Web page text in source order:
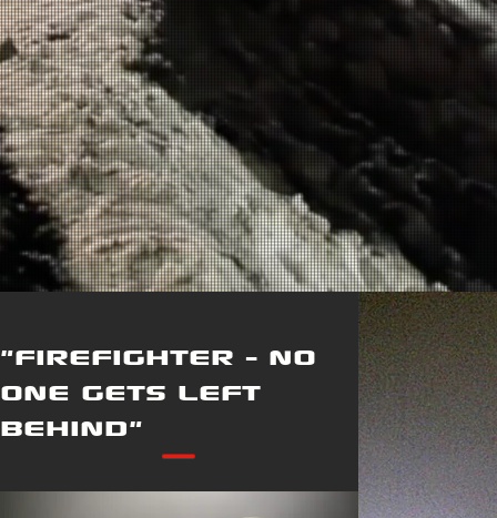
"FIREFIGHTER - NO
ONE GETS LEFT
BEHIND"